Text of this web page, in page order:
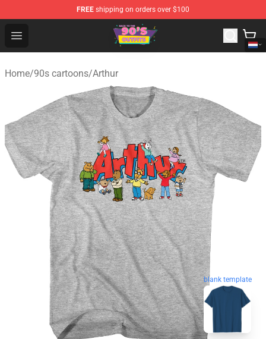
FREE shipping on orders over $100
Open menu
90s Outfits Store - Official 90s Outfits Merchandise Shop
Home/90s cartoons/Arthur
blank template